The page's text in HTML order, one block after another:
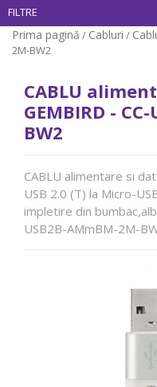
FILTRE
Prima pagină / Cabluri /
2M-BW2
CABLU
GEMBIRD -
BW2
CABLU alimentare si
USB 2.0 (T) la Micro-
impletire din
USB2B-AMmBM-2M-